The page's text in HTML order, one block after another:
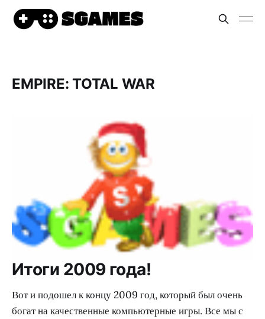
EMPIRE: TOTAL WAR
Итоги 2009 года!
Вот и подошел к концу 2009 год, который был очень
богат на качественные компьютерные игры. Все мы с